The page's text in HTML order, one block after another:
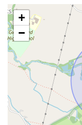
+
−